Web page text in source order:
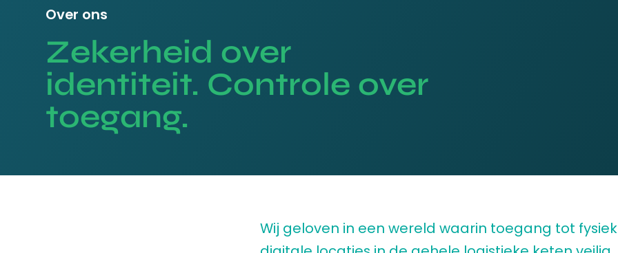
Over ons
Zekerheid over
identiteit. Controle over
toegang.
Wij geloven in een wereld waarin toegang tot